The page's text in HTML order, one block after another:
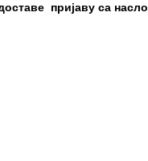
пријаву са